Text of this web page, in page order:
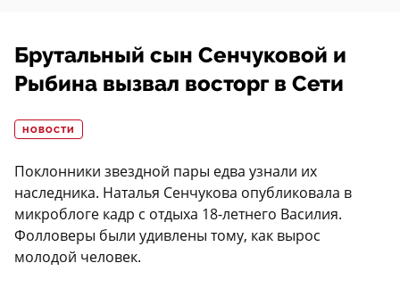
Брутальный сын Сенчуковой и
Рыбина вызвал восторг в Сети
НОВОСТИ
Поклонники звездной пары едва узнали их
наследника. Наталья Сенчукова опубликовала в
микроблоге кадр с отдыха 18-летнего Василия.
Фолловеры были удивлены тому, как вырос
молодой человек.